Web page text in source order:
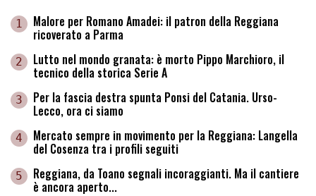
1 Malore per Romano Amadei: il patron della Reggiana
ricoverato a Parma
2 Lutto nel mondo granata: è morto Pippo Marchioro, il
tecnico della storica Serie A
3 Per la fascia destra spunta Ponsi del Catania. Urso-
Lecco, ora ci siamo
4 Mercato sempre in movimento per la Reggiana: Langella
del Cosenza tra i profili seguiti
5 Reggiana, da Toano segnali incoraggianti. Ma il cantiere
è ancora aperto...